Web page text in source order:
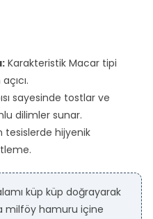
Karakteristik Macar tipi
sayesinde tostlar ve
dilimler sunar.
tesislerde hijyenik
küp küp doğrayarak
milföy hamuru içine